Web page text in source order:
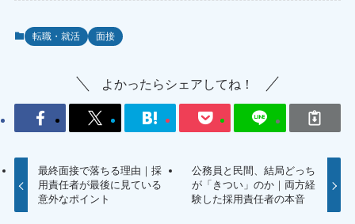
転職・就活 面接
よかったらシェアしてね！
最終面接で落ちる理由｜採
用責任者が最後に見ている
意外なポイント
公務員と民間、結局どっち
が「きつい」のか｜両方経
験した採用責任者の本音